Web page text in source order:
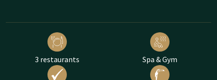
3 restaurants Spa & Gym